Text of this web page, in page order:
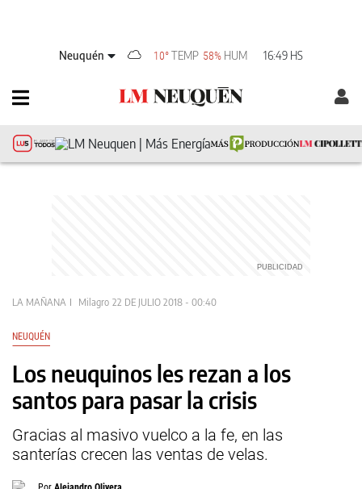
Neuquén 10° TEMP 58% HUM 16:49 HS
LA MAÑANA Milagro 22 DE JULIO 2018 - 00:40
NEUQUÉN
Los neuquinos les rezan a los
santos para pasar la crisis
Gracias al masivo vuelco a la fe, en las
santerías crecen las ventas de velas.